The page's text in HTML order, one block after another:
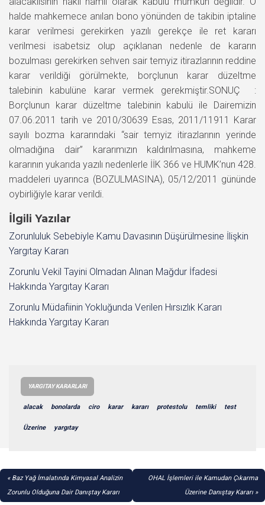
halde mahkemece anılan bono yönünden de takibin iptaline
karar verilmesi gerekirken yazılı gerekçe ile ret kararı
verilmesi isabetsiz olup açıklanan nedenle de kararın
bozulması gerekirken sehven sair temyiz itirazlarının reddine
karar verildiği görülmekte, borçlunun karar düzeltme
talebinin kabulüne karar vermek gerekmiştir.SONUÇ :
Borçlunun karar düzeltme talebinin kabulü ile Dairemizin
07.06.2011 tarih ve 2010/30639 Esas, 2011/11911 Karar
sayılı bozma kararındaki “sair temyiz itirazlarının yerinde
olmadığına dair” kararımızın kaldırılmasına, mahkeme
kararının yukarıda yazılı nedenlerle İİK 366 ve HUMK’nun 428.
maddeleri uyarınca (BOZULMASINA), 05/12/2011 gününde
oybirliğiyle karar verildi.
İlgili Yazılar
Zorunluluk Sebebiyle Kamu Davasının Düşürülmesine İlişkin
Yargıtay Kararı
Zorunlu Vekil Tayini Olmadan Alınan Mağdur İfadesi
Hakkında Yargıtay Kararı
Zorunlu Müdafiinin Yokluğunda Verilen Hırsızlık Kararı
Hakkında Yargıtay Kararı
YARGITAY KARARLARI
alacak bonolarda ciro karar kararı protestolu temliki test
Üzerine yargıtay
YAZI
GEZINMESI
Baz Yağ İmalatında Kimyasal Analizin
Zorunlu Olduğuna Dair Danıştay Kararı
OHAL İşlemleri ile Kamudan Çıkarma
Üzerine Danıştay Kararı